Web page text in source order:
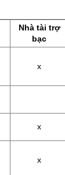
Nhà tài trợ
bạc
x
x
x